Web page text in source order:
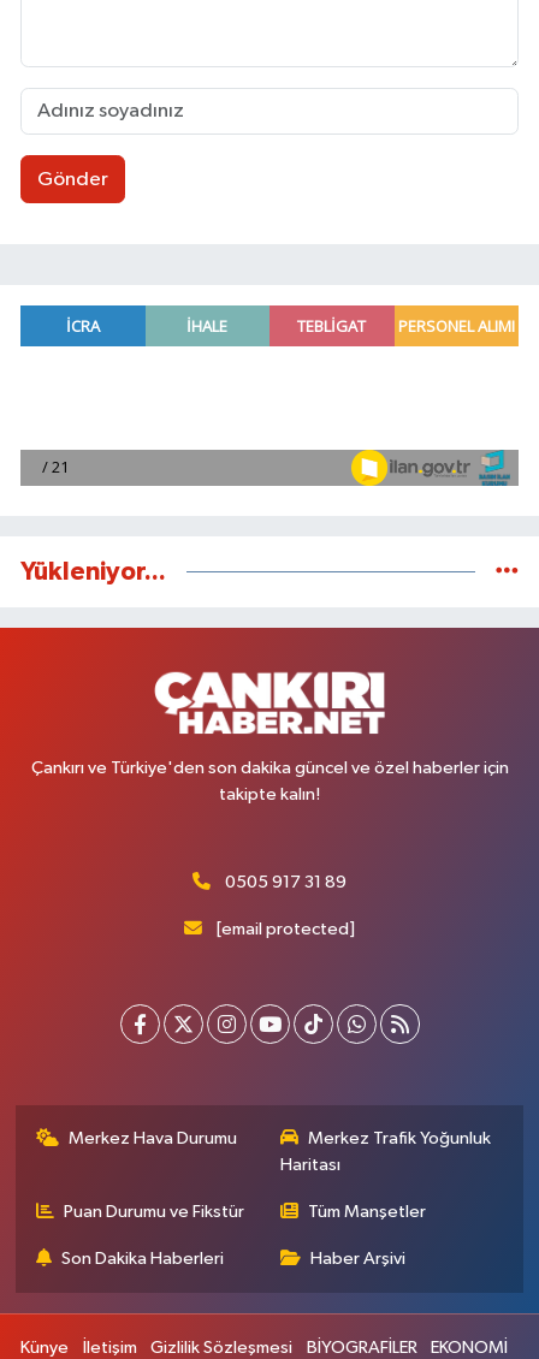
Gönder
Yükleniyor...
Çankırı ve Türkiye'den son dakika güncel ve özel haberler için
takipte kalın!
0505 917 31 89
[email protected]
Merkez Hava Durumu
Merkez Trafik Yoğunluk
Haritası
Puan Durumu ve Fikstür Tüm Manşetler
Son Dakika Haberleri Haber Arşivi
Künye İletişim Gizlilik Sözleşmesi BİYOGRAFİLER EKONOMİ